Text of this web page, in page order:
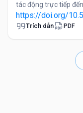
tác động trực tiếp
https://doi.org/
Trích dẫn PDF